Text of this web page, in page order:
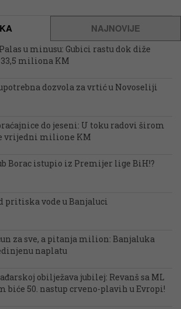
NAJNOVIJE
u minusu: Gubici rastu dok diže
miliona KM
dozvola za vrtić u Novoseliji
do jeseni: U toku radovi širom
vrijedni milione KM
Borac istupio iz Premijer lige BiH!?
pritiska vode u Banjaluci
za sve, a pitanja milion: Banjaluka
naplatu
obilježava jubilej: Revanš sa ML
biće 50. nastup crveno-plavih u Evropi!